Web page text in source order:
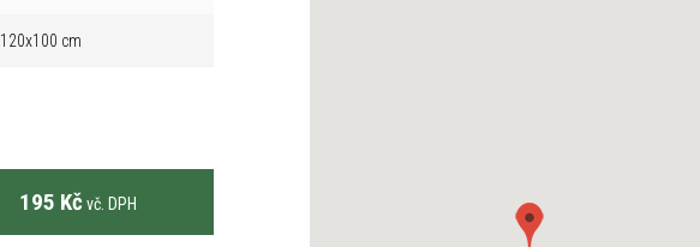
120x100 cm
195 Kč vč. DPH